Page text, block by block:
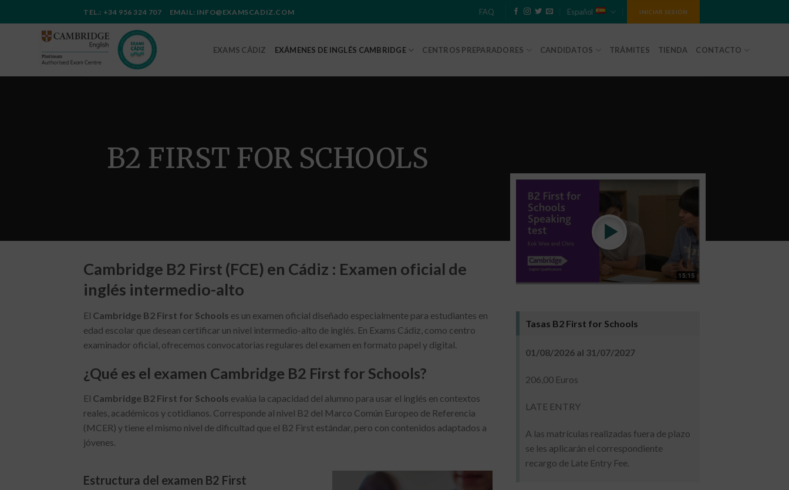
al
TEL.: +34 956 324 707 EMAIL: INFO@EXAMSCADIZ.COM FAQ Español INICIAR SESIÓN
EXAMS CÁDIZ EXÁMENES DE INGLÉS CAMBRIDGE CENTROS PREPARADORES CANDIDATOS TRÁMITES TIENDA CONTACTO
B2 FIRST FOR SCHOOLS
Cambridge B2 First (FCE) en Cádiz : Examen oficial de
inglés intermedio-alto
El Cambridge B2 First for Schools es un examen oficial diseñado especialmente para estudiantes en
edad escolar que desean certificar un nivel intermedio-alto de inglés. En Exams Cádiz, como centro
examinador oficial, ofrecemos convocatorias regulares del examen en formato papel y digital.
¿Qué es el examen Cambridge B2 First for Schools?
El Cambridge B2 First for Schools evalúa la capacidad del alumno para usar el inglés en contextos
reales, académicos y cotidianos. Corresponde al nivel B2 del Marco Común Europeo de Referencia
(MCER) y tiene el mismo nivel de dificultad que el B2 First estándar, pero con contenidos adaptados a
jóvenes.
Estructura del examen B2 First
Tasas B2 First for Schools
01/08/2026 al 31/07/2027
206,00 Euros
LATE ENTRY
A las matrículas realizadas fuera de plazo
se les aplicarán el correspondiente
recargo de Late Entry Fee.